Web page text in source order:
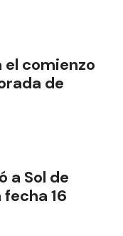
el comienzo
de
a Sol de
16